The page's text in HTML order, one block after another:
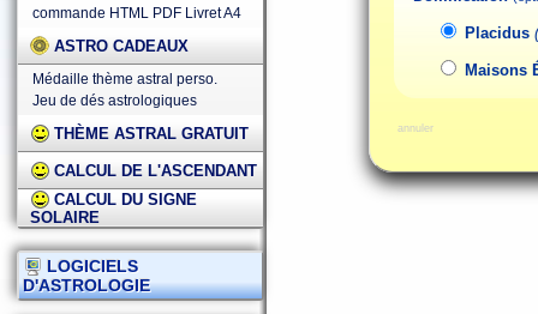
commande HTML PDF Livret A4
ASTRO CADEAUX
Médaille thème astral perso.
Jeu de dés astrologiques
THÈME ASTRAL GRATUIT
CALCUL DE L'ASCENDANT
CALCUL DU SIGNE
SOLAIRE
LOGICIELS
D'ASTROLOGIE
Placidus
Maisons
annuler